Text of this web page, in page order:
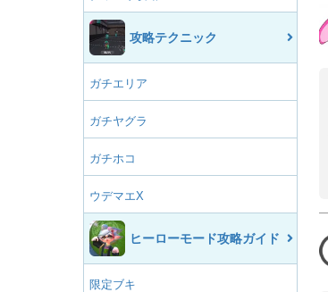
攻略テクニック
ガチエリア
ガチヤグラ
ガチホコ
ウデマエX
ヒーローモード攻略ガイド
限定ブキ